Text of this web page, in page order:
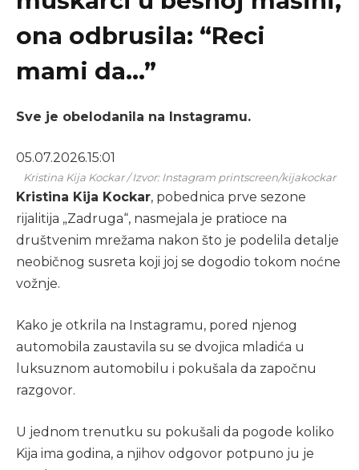
ona odbrusila: “Reci
mami da…”
Sve je obelodanila na Instagramu.
05.07.2026.15:01
Kristina Kija Kockar / Izvor: Instagram printscreen/kijakockar
Kristina Kija Kockar, pobednica prve sezone
rijalitija „Zadruga“, nasmejala je pratioce na
društvenim mrežama nakon što je podelila detalje
neobičnog susreta koji joj se dogodio tokom noćne
vožnje.
Kako je otkrila na Instagramu, pored njenog
automobila zaustavila su se dvojica mladića u
luksuznom automobilu i pokušala da započnu
razgovor.
U jednom trenutku su pokušali da pogode koliko
Kija ima godina, a njihov odgovor potpuno ju je